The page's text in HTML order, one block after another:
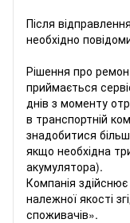
Після
необхідно
Рішення про
приймається
днів з моменту
в транспортній
знадобитися
якщо необхідна
акумулятора).
Компанія
належної якості
споживачів».